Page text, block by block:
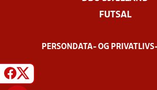
FUTSAL
PERSONDATA- OG